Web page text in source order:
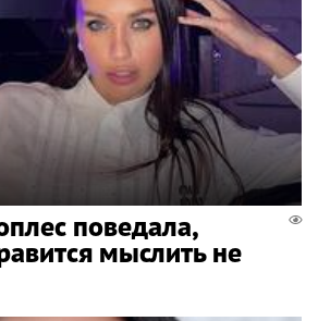
поведала,
мыслить не